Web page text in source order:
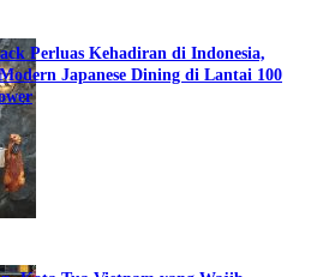
Perluas Kehadiran di Indonesia,
Japanese Dining di Lantai 100